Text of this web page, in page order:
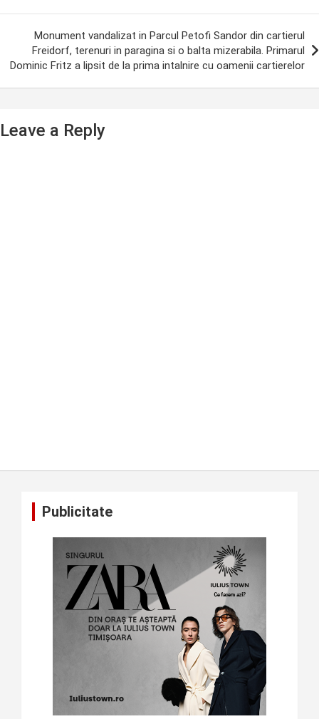
Monument vandalizat in Parcul Petofi Sandor din cartierul
Freidorf, terenuri in paragina si o balta mizerabila. Primarul
Dominic Fritz a lipsit de la prima intalnire cu oamenii cartierelor
Leave a Reply
Publicitate